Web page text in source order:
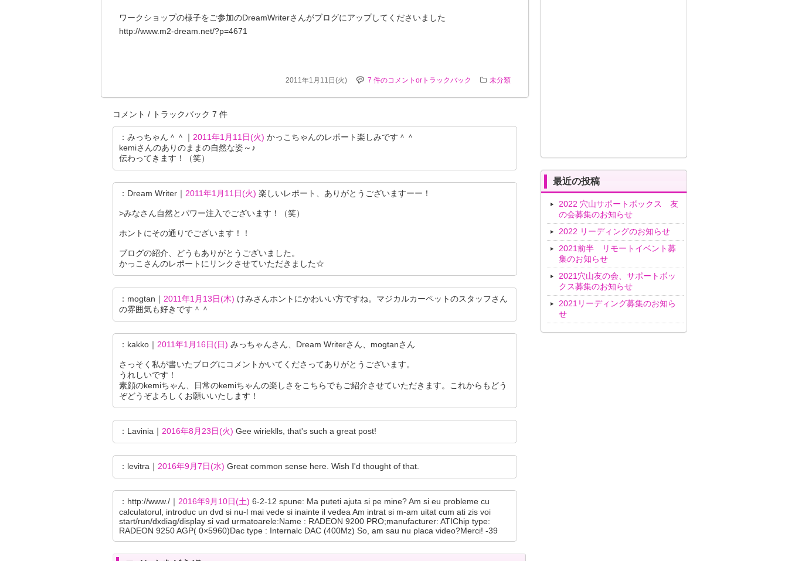
ワークショップの様子をご参加のDreamWriterさんがブログにアップしてくださいました
http://www.m2-dream.net/?p=4671
2011年1月11日(火) 7 件のコメントorトラックバック 未分類
コメント / トラックバック 7 件
：みっちゃん＾＾｜ 2011年1月11日(火) かっこちゃんのレポート楽しみです＾＾
kemiさんのありのままの自然な姿～♪
伝わってきます！（笑）
：Dream Writer｜ 2011年1月11日(火) 楽しいレポート、ありがとうございますーー！
>みなさん自然とパワー注入でございます！（笑）
ホントにその通りでございます！！
ブログの紹介、どうもありがとうございました。
かっこさんのレポートにリンクさせていただきました☆
：mogtan｜ 2011年1月13日(木) けみさんホントにかわいい方ですね。マジカルカーペットのスタッフさん
の雰囲気も好きです＾＾
：kakko｜ 2011年1月16日(日) みっちゃんさん、Dream Writerさん、mogtanさん
さっそく私が書いたブログにコメントかいてくださってありがとうございます。
うれしいです！
素顔のkemiちゃん、日常のkemiちゃんの楽しさをこちらでもご紹介させていただきます。これからもどう
ぞどうぞよろしくお願いいたします！
：Lavinia｜ 2016年8月23日(火) Gee wirieklls, that's such a great post!
：levitra｜ 2016年9月7日(水) Great common sense here. Wish I'd thought of that.
：http://www./｜ 2016年9月10日(土) 6-2-12 spune: Ma puteti ajuta si pe mine? Am si eu probleme cu
calculatorul, introduc un dvd si nu-l mai vede si inainte il vedea Am intrat si m-am uitat cum ati zis voi
start/run/dxdiag/display si vad urmatoarele:Name : RADEON 9200 PRO;manufacturer: ATIChip type:
RADEON 9250 AGP( 0×5960)Dac type : Internalc DAC (400Mz) So, am sau nu placa video?Merci! -39
最近の投稿
2022 穴山サポートボックス 友
の会募集のお知らせ
2022 リーディングのお知らせ
2021前半 リモートイベント募
集のお知らせ
2021穴山友の会、サポートボッ
クス募集のお知らせ
2021リーディング募集のお知ら
せ